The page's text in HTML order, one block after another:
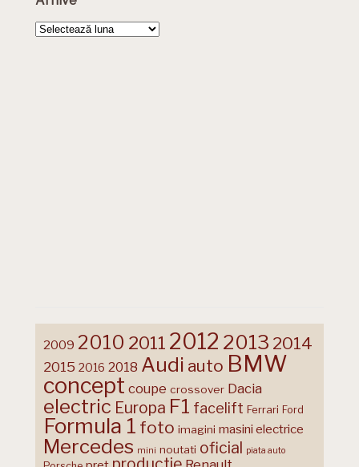
Arhive
2009 2010 2011 2012 2013 2014
2015 2016 2018 Audi auto BMW
concept coupe crossover Dacia
electric Europa F1 facelift Ferrari Ford
Formula 1 foto imagini masini electrice
Mercedes mini noutati oficial piata auto